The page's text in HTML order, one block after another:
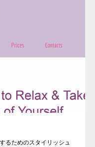
るためのスタイリッシュ